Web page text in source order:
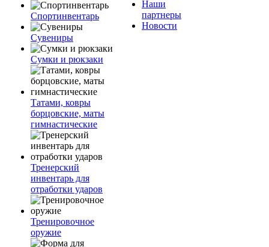
Спортинвентарь
Сувениры
Сумки и рюкзаки
Татами, ковры
борцовские, маты
гимнастические
Тренерский
инвентарь для
отработки ударов
Тренировочное
оружие
Наши
партнеры
Новости